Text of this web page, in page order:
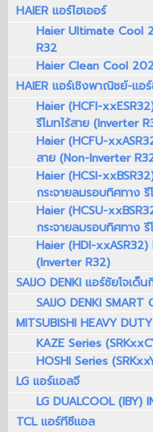
HAIER แอร์ไฮเออร์
Haier Ultimate Cool
R32
Haier Clean Cool
HAIER แอร์เชิงพาณิชย์-แอ
Haier (HCFI-
รีโมทไร้สาย (Inverter
Haier (HCFU-
สาย (Non-Inverter
Haier (HCSI-
กระจายลมรอบทิศทาง
Haier (HCSU-
กระจายลมรอบทิศทาง
Haier (HDI-
(Inverter R32)
SAIJO DENKI แอร์ซัยโจเด็น
SAIJO DENKI SMART
MITSUBISHI HEAVY
KAZE Series
HOSHI Series
LG แอร์แอลจี
LG DUALCOOL (IBY)
TCL แอร์ทีซีแอล